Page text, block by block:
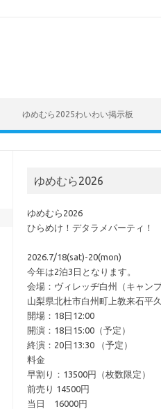
ゆめむら2025わいわい掲示板
ゆめむら2026
ゆめむら2026
ひらめけ！デタラメパーティ！
2026.7/18(sat)-20(mon)
今年は2泊3日となります。
会場：ヴィレッヂ白州（キャンプ
山梨県北杜市白州町上教来石平
開場：18日12:00
開演：18日15:00（予定）
終演：20日13:30 （予定）
料金
早割り：13500円（枚数限定）
前売り 14500円
当日 16000円